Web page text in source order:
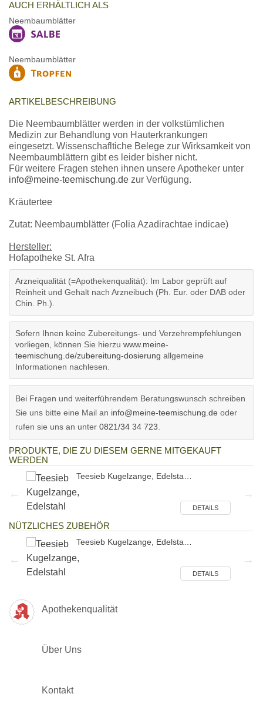
AUCH ERHÄLTLICH ALS
Neembaumblätter
Neembaumblätter
ARTIKELBESCHREIBUNG
Die Neembaumblätter werden in der volkstümlichen
Medizin zur Behandlung von Hauterkrankungen
eingesetzt. Wissenschafltiche Belege zur Wirksamkeit von
Neembaumblättern gibt es leider bisher nicht.
Für weitere Fragen stehen ihnen unsere Apotheker unter
info@meine-teemischung.de zur Verfügung.
Kräutertee
Zutat: Neembaumblätter (Folia Azadirachtae indicae)
Hersteller:
Hofapotheke St. Afra
Arzneiqualität (=Apothekenqualität): Im Labor geprüft auf
Reinheit und Gehalt nach Arzneibuch (Ph. Eur. oder DAB oder
Chin. Ph.).
Sofern Ihnen keine Zubereitungs- und Verzehrempfehlungen
vorliegen, können Sie hierzu www.meine-
teemischung.de/zubereitung-dosierung allgemeine
Informationen nachlesen.
Bei Fragen und weiterführendem Beratungswunsch schreiben
Sie uns bitte eine Mail an info@meine-teemischung.de oder
rufen sie uns an unter 0821/34 34 723.
PRODUKTE, DIE ZU DIESEM GERNE MITGEKAUFT
WERDEN
Teesieb Kugelzange, Edelsta…
DETAILS
NÜTZLICHES ZUBEHÖR
Teesieb Kugelzange, Edelsta…
DETAILS
Apothekenqualität
Über Uns
Kontakt